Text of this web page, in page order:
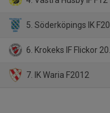
5. Söderköpings IK F2012-13
6. Krokeks IF Flickor 2011-2013
7. IK Waria F2012